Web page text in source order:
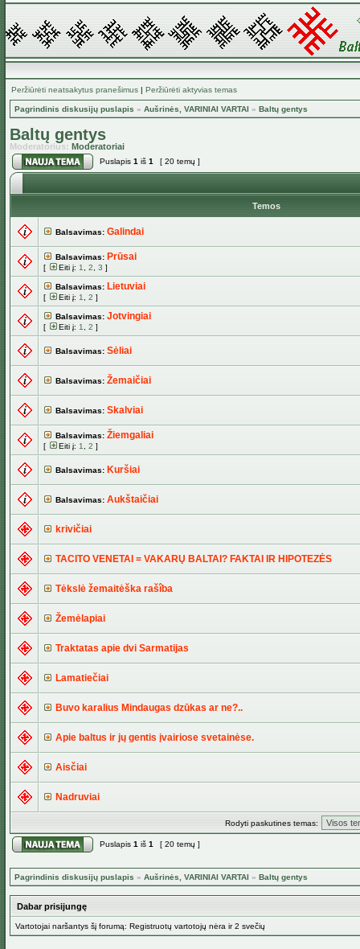
Peržiūrėti neatsakytus pranešimus | Peržiūrėti aktyvias temas
Pagrindinis diskusijų puslapis » Aušrinės, VARINIAI VARTAI » Baltų gentys
Baltų gentys
Moderatorius: Moderatoriai
Puslapis 1 iš 1 [ 20 temų ]
Temos
Balsavimas: Galindai
Balsavimas: Prūsai
[ Eiti į: 1 2 3 ]
Balsavimas: Lietuviai
[ Eiti į: 1 2 ]
Balsavimas: Jotvingiai
[ Eiti į: 1 2 ]
Balsavimas: Sėliai
Balsavimas: Žemaičiai
Balsavimas: Skalviai
Balsavimas: Žiemgaliai
[ Eiti į: 1 2 ]
Balsavimas: Kuršiai
Balsavimas: Aukštaičiai
krivičiai
TACITO VENETAI = VAKARŲ BALTAI? FAKTAI IR HIPOTEZĖS
Tėkslė žemaitėška rašîba
Žemėlapiai
Traktatas apie dvi Sarmatijas
Lamatiečiai
Buvo karalius Mindaugas dzūkas ar ne?..
Apie baltus ir jų gentis įvairiose svetainėse.
Aisčiai
Nadruviai
Rodyti paskutines temas:
Puslapis 1 iš 1 [ 20 temų ]
Pagrindinis diskusijų puslapis » Aušrinės, VARINIAI VARTAI » Baltų gentys
Dabar prisijungę
Vartotojai naršantys šį forumą: Registruotų vartotojų nėra ir 2 svečių